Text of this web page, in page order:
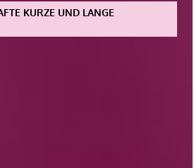
KURZE UND LANGE